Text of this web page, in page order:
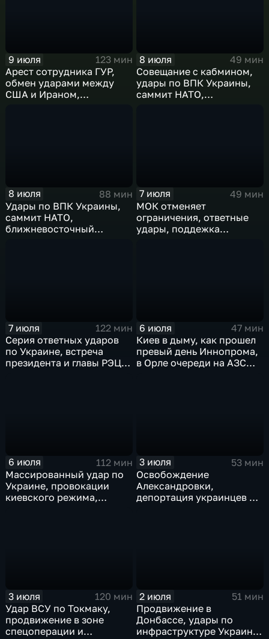
9 июля
123 мин
Арест сотрудника ГУР,
обмен ударами между
США и Ираном,
8 июля
49 мин
Совещание с кабмином,
удары по ВПК Украины,
саммит НАТО,
8 июля
88 мин
Удары по ВПК Украины,
саммит НАТО,
ближневосточный
7 июля
49 мин
МОК отменяет
ограничения, ответные
удары, поддежка
7 июля
122 мин
Серия ответных ударов
по Украине, встреча
президента и главы РЭЦ,
6 июля
47 мин
Киев в дыму, как прошел
превый день Иннопрома,
в Орле очереди на АЗС
6 июля
112 мин
Массированный удар по
Украине, провокации
киевского режима,
3 июля
53 мин
Освобождение
Александровки,
депортация украинцев из
3 июля
120 мин
Удар ВСУ по Токмаку,
продвижение в зоне
спецоперации и
2 июля
51 мин
Продвижение в
Донбассе, удары по
инфраструктуре Украины,